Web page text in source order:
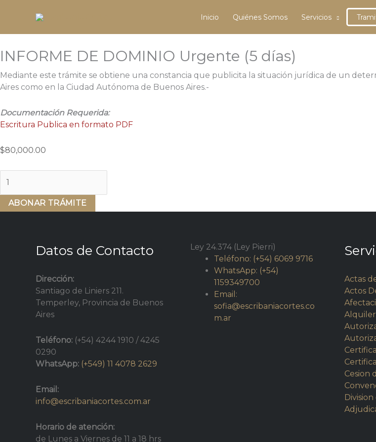
Inicio Quiénes Somos Servicios
INFORME DE DOMINIO Urgente (5 días)
Mediante este trámite se obtiene una constancia que publicita la situación jurídica de un
Aires como en la Ciudad Autónoma de Buenos Aires.-
Documentación Requerida:
Escritura Publica en formato PDF
$80,000.00
(5
días)
cantidad
ABONAR TRÁMITE
Datos de Contacto
Dirección:
Santiago de Liniers 211.
Temperley, Provincia de Buenos
Aires
Teléfono: (+54) 4244 1910 / 4245
0290
WhatsApp: (+549) 11 4078 2629
Email:
info@escribaniacortes.com.ar
Horario de atención:
de Lunes a Viernes de 11 a 18 hrs
Ley 24.374 (Ley Pierri)
Teléfono: (+54) 6069 9716
WhatsApp: (+54)
1159349700
Email:
sofia@escribaniacortes.co
m.ar
Actas
Actos
Cesion